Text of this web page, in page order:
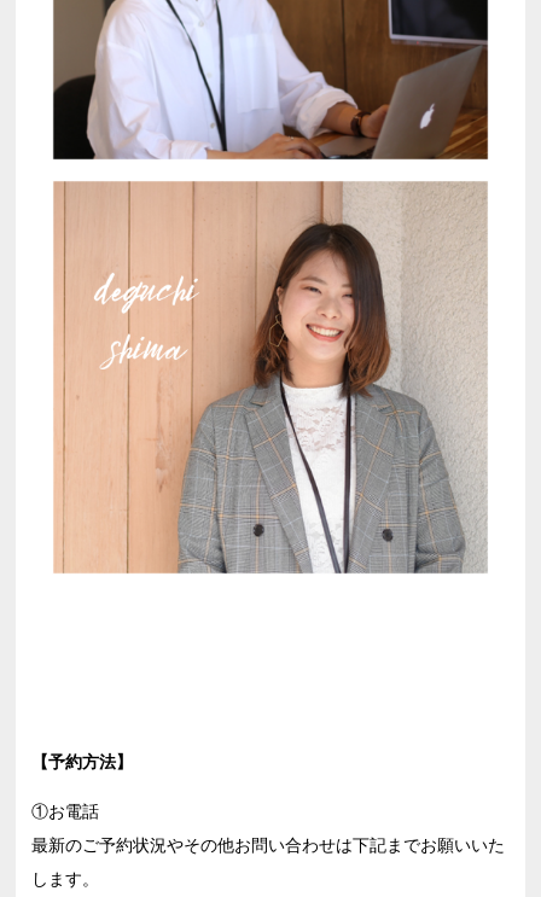
【予約方法】
①お電話
最新のご予約状況やその他お問い合わせは下記までお願いいた
します。